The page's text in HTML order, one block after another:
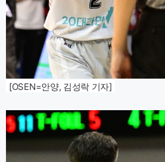
[OSEN=안양, 김성락 기자]